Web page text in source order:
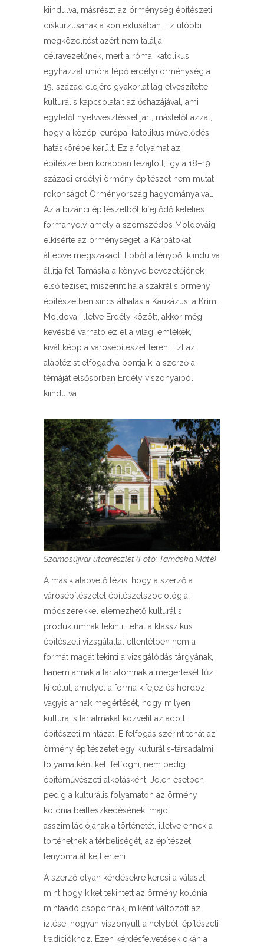
kiindulva, másrészt az örménység építészeti
diskurzusának a kontextusában. Ez utóbbi
megközelítést azért nem találja
célravezetőnek, mert a római katolikus
egyházzal unióra lépő erdélyi örménység a
19. század elejére gyakorlatilag elveszítette
kulturális kapcsolatait az őshazájával, ami
egyfelől nyelvvesztéssel járt, másfelől azzal,
hogy a közép-európai katolikus művelődés
hatáskörébe került. Ez a folyamat az
építészetben korábban lezajlott, így a 18–19.
századi erdélyi örmény építészet nem mutat
rokonságot Örményország hagyományaival.
Az a bizánci építészetből kifejlődő keleties
formanyelv, amely a szomszédos Moldováig
elkísérte az örménységet, a Kárpátokat
átlépve megszakadt. Ebből a tényből kiindulva
állítja fel Tamáska a könyve bevezetőjének
első tézisét, miszerint ha a szakrális örmény
építészetben sincs áthatás a Kaukázus, a Krím,
Moldova, illetve Erdély között, akkor még
kevésbé várható ez el a világi emlékek,
kiváltképp a városépítészet terén. Ezt az
alaptézist elfogadva bontja ki a szerző a
témáját elsősorban Erdély viszonyaiból
kiindulva.
Szamosújvár utcarészlet (Fotó: Tamáska Máté)
A másik alapvető tézis, hogy a szerző a
városépítészetet építészetszociológiai
módszerekkel elemezhető kulturális
produktumnak tekinti, tehát a klasszikus
építészeti vizsgálattal ellentétben nem a
formát magát tekinti a vizsgálódás tárgyának,
hanem annak a tartalomnak a megértését tűzi
ki célul, amelyet a forma kifejez és hordoz,
vagyis annak megértését, hogy milyen
kulturális tartalmakat közvetít az adott
építészeti mintázat. E felfogás szerint tehát az
örmény építészetet egy kulturális-társadalmi
folyamatként kell felfogni, nem pedig
építőművészeti alkotásként. Jelen esetben
pedig a kulturális folyamaton az örmény
kolónia beilleszkedésének, majd
asszimilációjának a történetét, illetve ennek a
történetnek a térbeliségét, az építészeti
lenyomatát kell érteni.
A szerző olyan kérdésekre keresi a választ,
mint hogy kiket tekintett az örmény kolónia
mintaadó csoportnak, miként változott az
ízlése, hogyan viszonyult a helybéli építészeti
tradíciókhoz. Ezen kérdésfelvetések okán a